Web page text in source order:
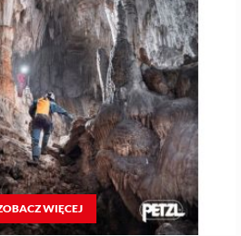
WIĘCEJ